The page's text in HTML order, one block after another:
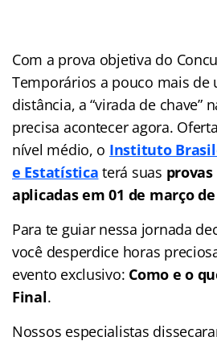
Com a prova objetiva do
Temporários a pouco mais de
distância, a “virada de chave”
precisa acontecer agora.
nível médio, o Instituto
e Estatística terá suas
aplicadas em 01 de março de
Para te guiar nessa jornada
você desperdice horas
evento exclusivo: Como e o
Final.
Nossos especialistas